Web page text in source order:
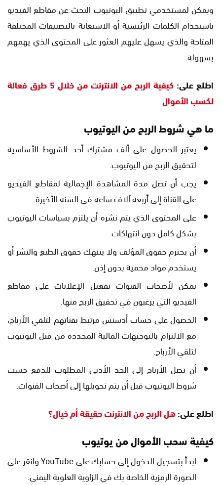
ويمكن لمستخدمي تطبيق اليوتيوب البحث عن مقاطع الفيديو
باستخدام الكلمات الرئيسية أو الاستعانة بالتصنيفات المختلفة
المتاحة والذي يسهل عليهم العثور على المحتوى الذي يهمهم
بسهولة.
اطلع على:
كيفية الربح من الانترنت من خلال 5 طرق فعالة
لكسب الأموال
ما هي شروط الربح من اليوتيوب
يعتبر الحصول على ألف مشترك أحد الشروط الأساسية
لتحقيق الربح من اليوتيوب.
يجب أن تصل مدة المشاهدة الإجمالية لمقاطع الفيديو
على القناة إلى أربعة آلاف ساعة في السنة الأخيرة.
على المحتوى الذي يتم نشره أن يلتزم بسياسات اليوتيوب
بشكل كامل دون انتهاكات.
أن يحترم حقوق المؤلف ولا ينتهك حقوق الطبع والنشر أو
يستخدم مواد محمية بدون إذن.
يمكن لأصحاب القنوات تفعيل الإعلانات على مقاطع
الفيديو التي يرغبون في تحقيق الربح منها.
الحصول على حساب أدسنس مرتبط بقناتهم لتلقي الأرباح،
مع الالتزام بالتوجيهات المالية المحددة من قبل اليوتيوب
لتلقي الأرباح.
أن تصل الأرباح إلى الحد الأدنى المطلوب للدفع حسب
شروط اليوتيوب قبل أن يتم تحويلها إلى أصحاب القنوات.
اطلع على:هل الربح من الانترنت حقيقة أم خيال؟
كيفية سحب الأموال من يوتيوب
ابدأ بتسجيل الدخول إلى حسابك على YouTube وانقر على
الصورة الرمزية الخاصة بك في الزاوية العلوية اليمنى.